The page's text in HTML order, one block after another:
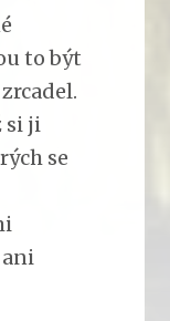
to být
si ji
se
ani